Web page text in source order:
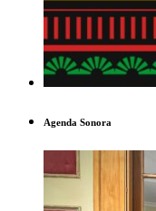
Agenda Sonora